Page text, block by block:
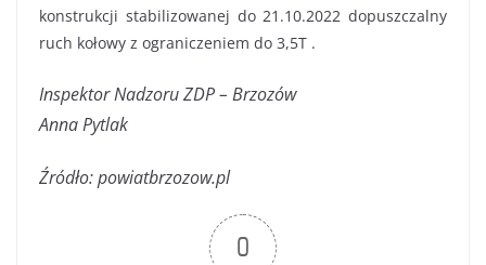
konstrukcji stabilizowanej do 21.10.2022 dopuszczalny
ruch kołowy z ograniczeniem do 3,5T .
Inspektor Nadzoru ZDP – Brzozów
Anna Pytlak
Źródło: powiatbrzozow.pl
0